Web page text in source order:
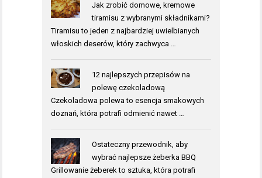
Jak zrobić domowe, kremowe
tiramisu z wybranymi składnikami?
Tiramisu to jeden z najbardziej uwielbianych
włoskich deserów, który zachwyca …
12 najlepszych przepisów na
polewę czekoladową
Czekoladowa polewa to esencja smakowych
doznań, która potrafi odmienić nawet …
Ostateczny przewodnik, aby
wybrać najlepsze żeberka BBQ
Grillowanie żeberek to sztuka, która potrafi